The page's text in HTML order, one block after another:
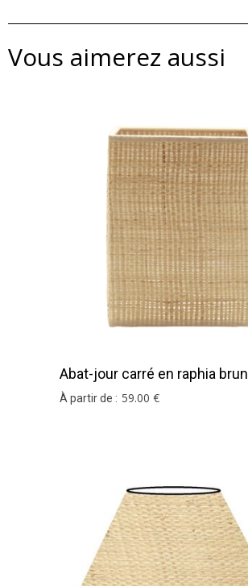
Vous aimerez aussi
Abat-jour carré en raphia brun
À partir de : 59.00 €